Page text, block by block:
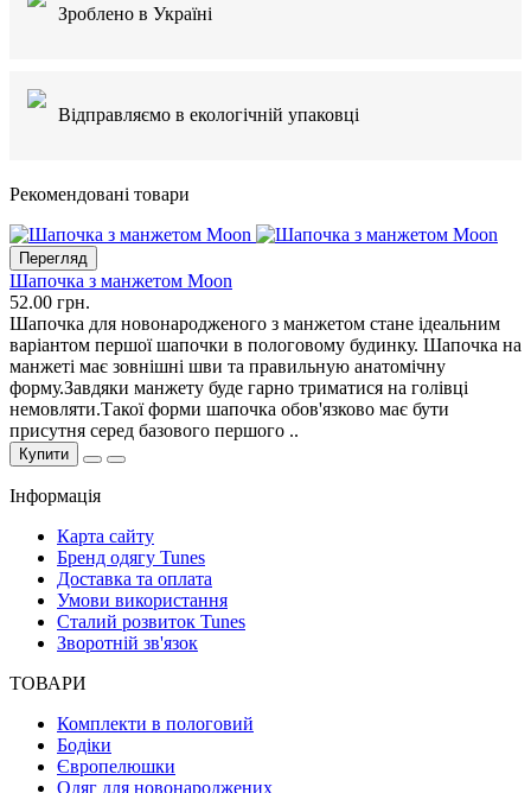
Зроблено в Україні
Відправляємо в екологічній упаковці
Рекомендовані товари
Перегляд
Шапочка з манжетом Moon
52.00 грн.
Шапочка для новонародженого з манжетом стане ідеальним
варіантом першої шапочки в пологовому будинку. Шапочка на
манжеті має зовнішні шви та правильную анатомічну
форму.Завдяки манжету буде гарно триматися на голівці
немовляти.Такої форми шапочка обов'язково має бути
присутня серед базового першого ..
Купити
Інформація
Карта сайту
Бренд одягу Tunes
Доставка та оплата
Умови використання
Сталий розвиток Tunes
Зворотній зв'язок
ТОВАРИ
Комплекти в пологовий
Бодіки
Європелюшки
Одяг для новонароджених